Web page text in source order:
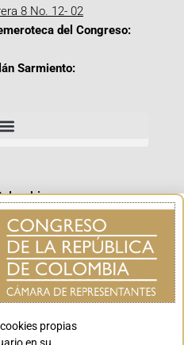
8 No. 12- 02
del Congreso:
Sarmiento:
propias